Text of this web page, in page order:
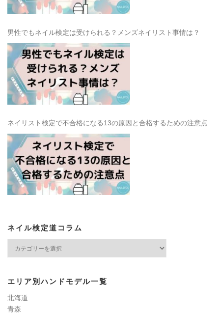
男性でもネイル検定は受けられる？メンズネイリスト事情は？
ネイリスト検定で不合格になる13の原因と合格するための注意点
ネイル検定道コラム
定
コ
エリア別ハンドモデル一覧
北海道
青森